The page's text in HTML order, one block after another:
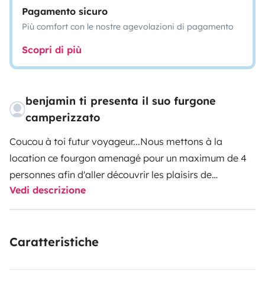
Pagamento sicuro
Più comfort con le nostre agevolazioni di pagamento
Scopri di più
benjamin ti presenta il suo furgone
camperizzato
Coucou à toi futur voyageur...Nous mettons à la
location ce fourgon amenagé pour un maximum de 4
personnes afin d'aller découvrir les plaisirs de
l'aventure en toutes saisons.
2025, il est équipée d'un coin repas spacieux, d'une
avec WC integré, d'un lit au RDC de 140x190 et de
Vedi descrizione
Caratteristiche